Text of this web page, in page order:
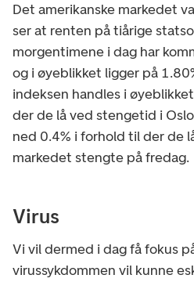
Det amerikanske markedet
ser at renten på tiårige
morgentimene i dag har
og i øyeblikket ligger på
indeksen handles i
der de lå ved stengetid i
ned 0.4% i forhold til der de
markedet stengte på fredag.
Virus
Vi vil dermed i dag få fokus
virussykdommen vil kunne